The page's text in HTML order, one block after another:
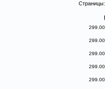
Страницы:
299.00
299.00
299.00
299.00
299.00